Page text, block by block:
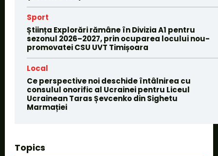
Sport
Știința Explorări rămâne în Divizia A1 pentru
sezonul 2026–2027, prin ocuparea locului nou-
promovatei CSU UVT Timișoara
Local
Ce perspective noi deschide întâlnirea cu
consulul onorific al Ucrainei pentru Liceul
Ucrainean Taras Șevcenko din Sighetu
Marmației
Topics